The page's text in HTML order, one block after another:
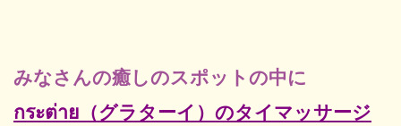
みなさんの癒しのスポットの中に
กระต่าย（グラターイ） のタイマッサージ